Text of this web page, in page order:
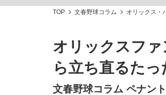
TOP 文春野球コラム オリックス・
オリックスフ
ら立ち直るた
文春野球コラム ペナン